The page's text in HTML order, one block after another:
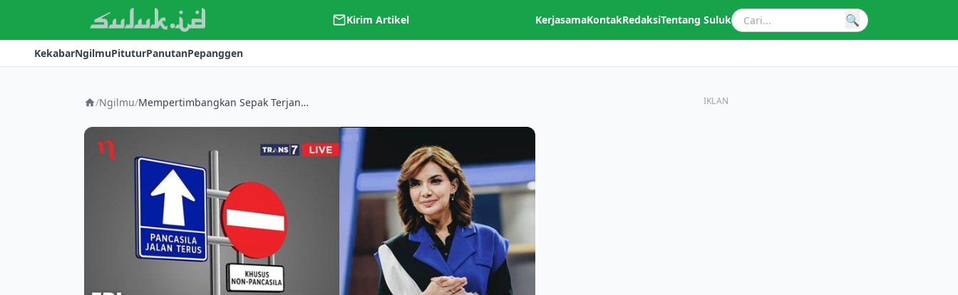
Kirim Artikel KerjasamaKontakRedaksiTentang Suluk 🔍
KekabarNgilmuPituturPanutanPepanggen
/Ngilmu/ Mempertimbangkan Sepak Terjang FPI IKLAN